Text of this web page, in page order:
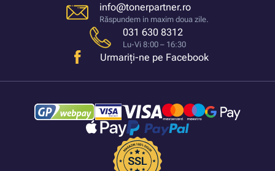
info@tonerpartner.ro
Răspundem in maxim doua zile.
031 630 8312
Lu-Vi 8:00 – 16:30
Urmariți-ne pe Facebook